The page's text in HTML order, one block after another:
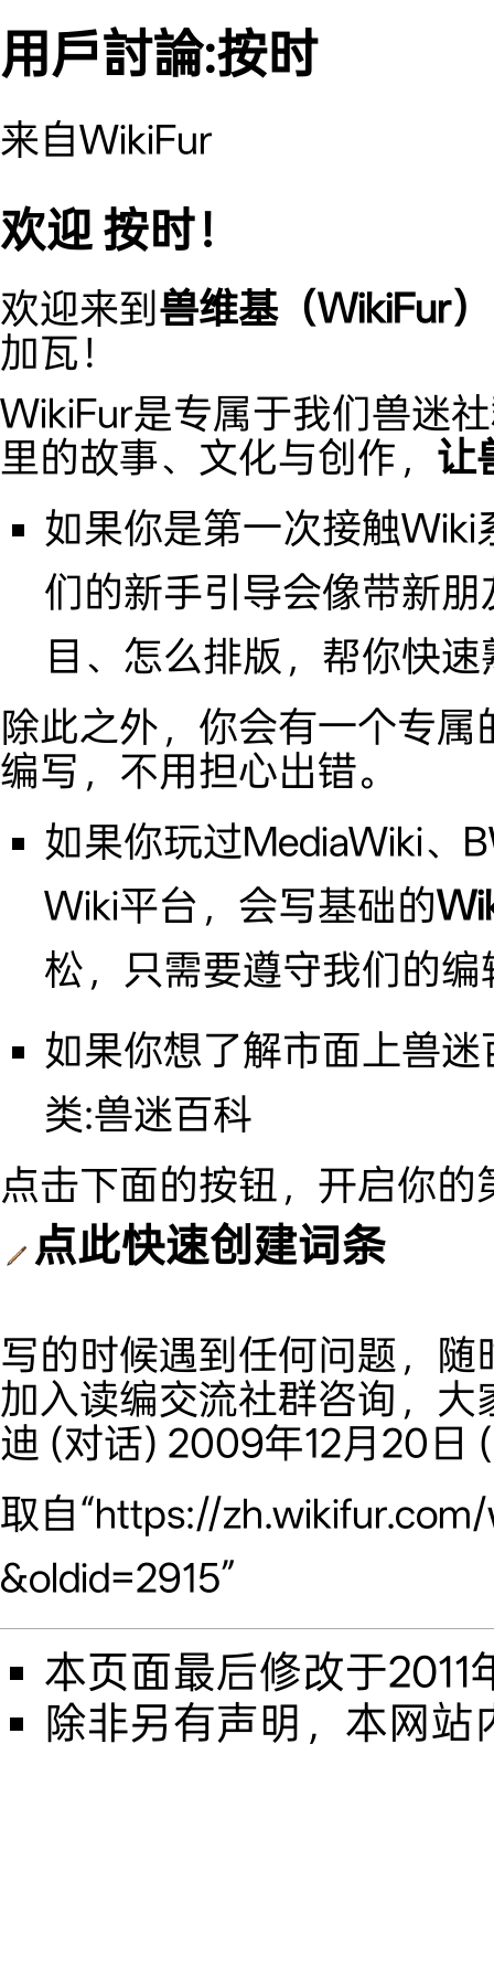
用戶討論:按时
来自WikiFur
欢迎 按时！
欢迎来到 兽维基（WikiFur）
加瓦！
WikiFur是专属于我们兽迷
里的故事、文化与创作， 让
如果你是第一次接触
们的新手引导会像带新
目、怎么排版，帮你快
除此之外，你会有一个专
编写，不用担心出错。
如果你玩过MediaWiki、
Wiki平台，会写基础的
松，只需要遵守我们的
如果你想了解市面上兽
类:兽迷百科
点击下面的按钮，开启你
点此快速创建词条
写的时候遇到任何问题，随
加入读编交流社群咨询，大
迪 (对话) 2009年12月20日
取自“https://
&oldid=2915”
本页面最后修改于
除非另有声明，本网站